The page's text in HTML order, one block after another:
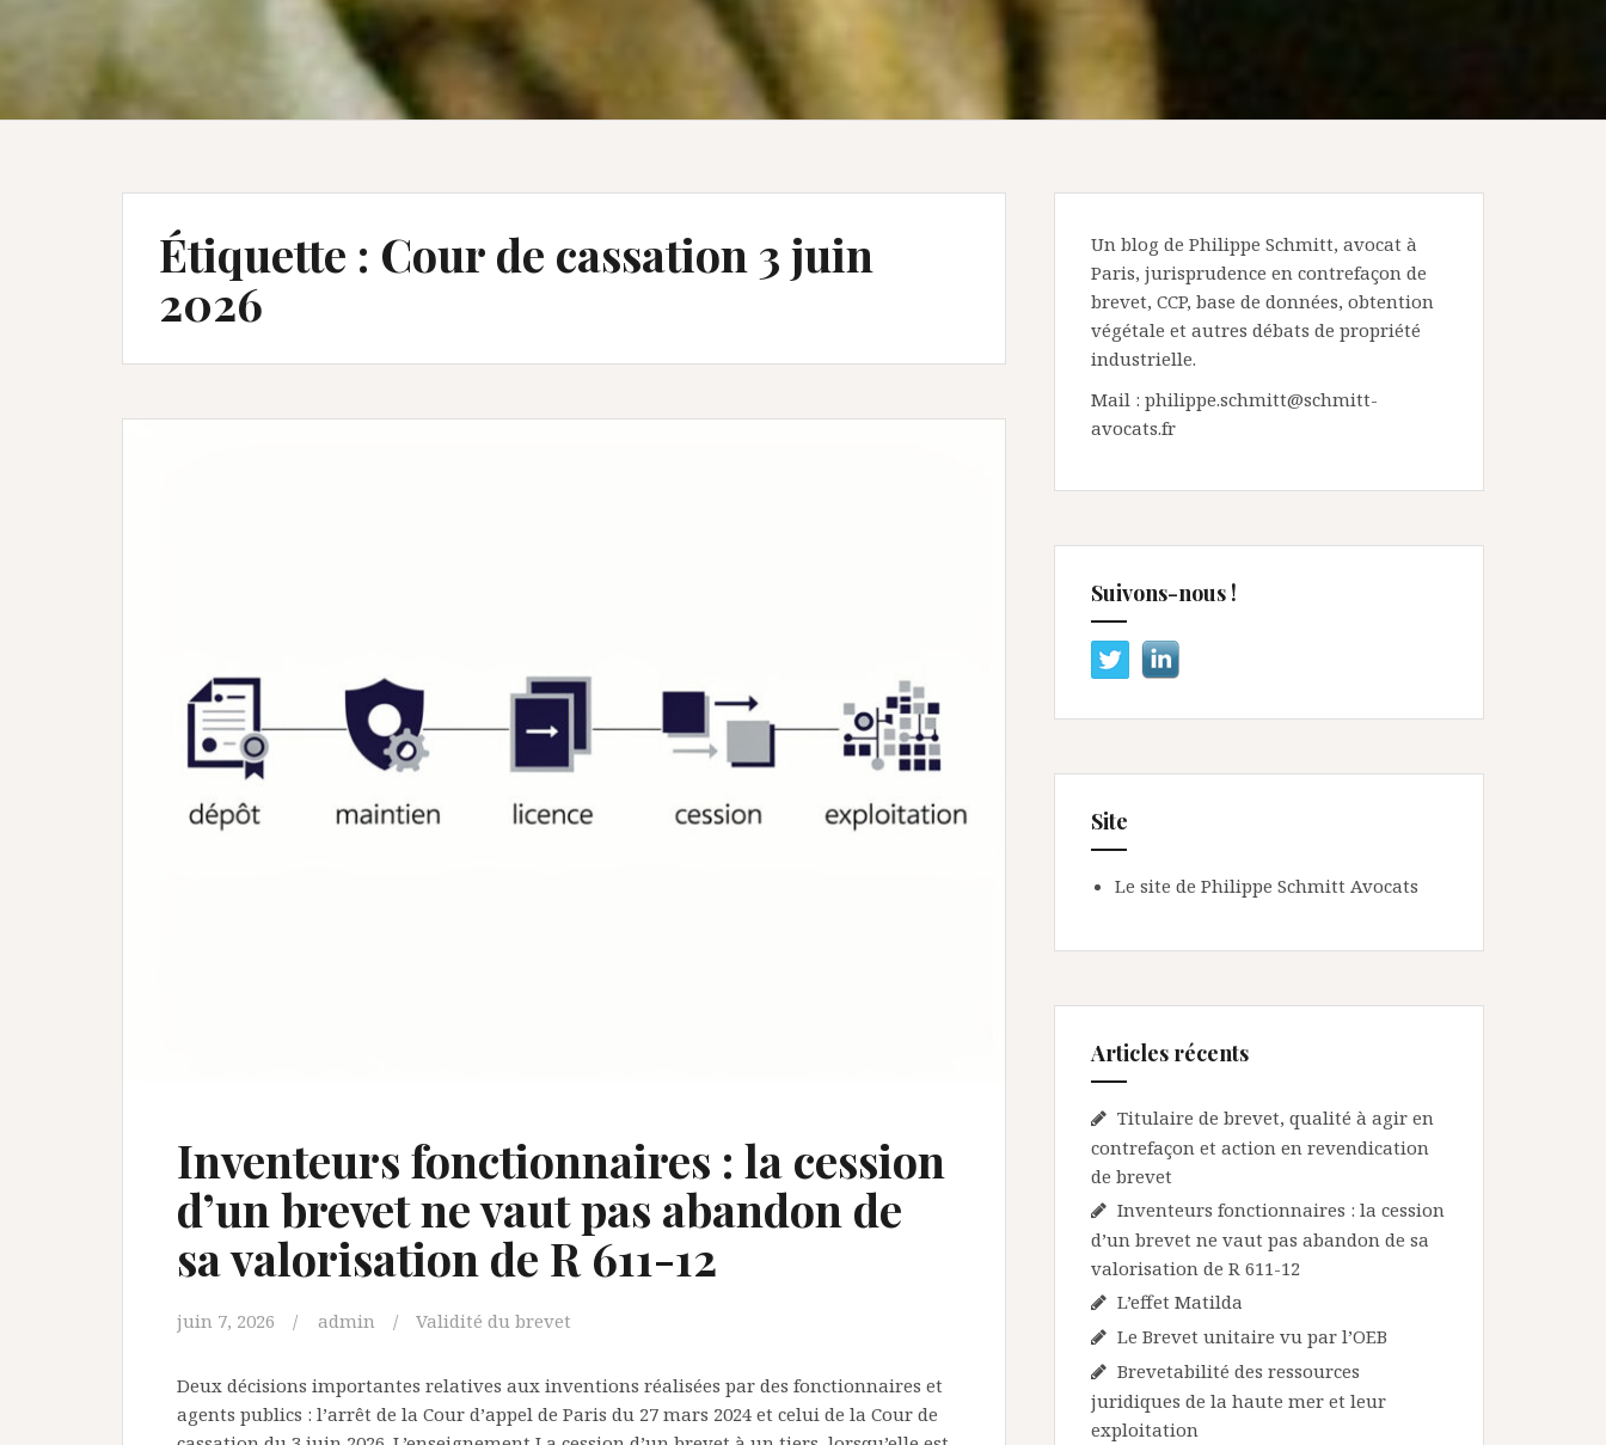
Étiquette : Cour de cassation 3 juin
2026
Inventeurs fonctionnaires : la cession
d’un brevet ne vaut pas abandon de
sa valorisation de R 611-12
juin 7, 2026 admin Validité du brevet
Deux décisions importantes relatives aux inventions réalisées par des fonctionnaires et
agents publics : l’arrêt de la Cour d’appel de Paris du 27 mars 2024 et celui de la Cour de
Un blog de Philippe Schmitt, avocat à
Paris, jurisprudence en contrefaçon de
brevet, CCP, base de données, obtention
végétale et autres débats de propriété
industrielle.
Mail : philippe.schmitt@schmitt-
avocats.fr
Suivons-nous !
Site
Le site de Philippe Schmitt Avocats
Articles récents
Titulaire de brevet, qualité à agir en
contrefaçon et action en revendication
de brevet
Inventeurs fonctionnaires : la cession
d’un brevet ne vaut pas abandon de sa
valorisation de R 611-12
L’effet Matilda
Le Brevet unitaire vu par l’OEB
Brevetabilité des ressources
juridiques de la haute mer et leur
exploitation